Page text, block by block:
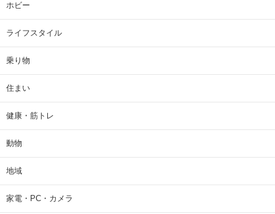
ホビー
ライフスタイル
乗り物
住まい
健康・筋トレ
動物
地域
家電・PC・カメラ